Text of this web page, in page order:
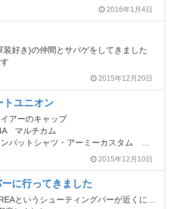
2016年1月4日
装好き)の仲間とサバゲをしてきました
2015年12月20日
トユニオン
アーのキャップ
マルチカム
ットシャツ・アーミーカスタム マルチカム
2015年12月10日
に行ってきました